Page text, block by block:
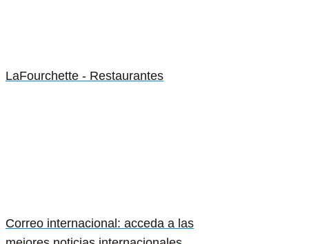
LaFourchette - Restaurantes
Correo internacional: acceda a las